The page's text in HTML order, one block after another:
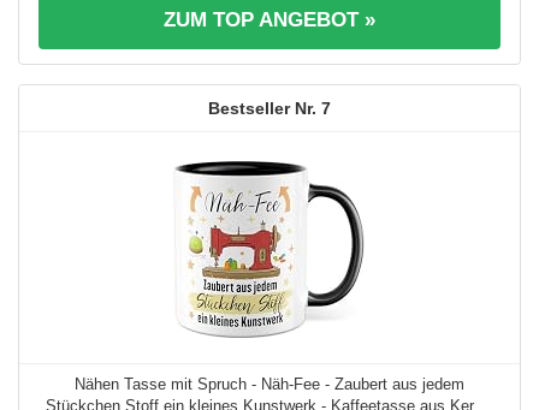
ZUM TOP ANGEBOT »
7
Nähen Tasse mit Spruch - Näh-Fee - Zaubert aus jedem
Stückchen Stoff ein kleines Kunstwerk - Kaffeetasse aus Ker ...